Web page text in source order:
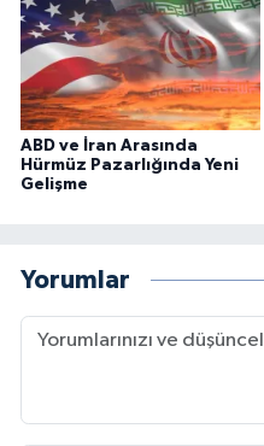
ABD ve İran Arasında
Hürmüz Pazarlığında Yeni
Gelişme
Yorumlar